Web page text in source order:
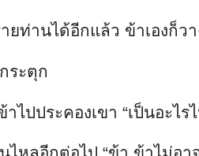
ท่านได้อีกแล้ว ข้าเองก็
ระตุก
ไปประคองเขา “เป็นอะไร